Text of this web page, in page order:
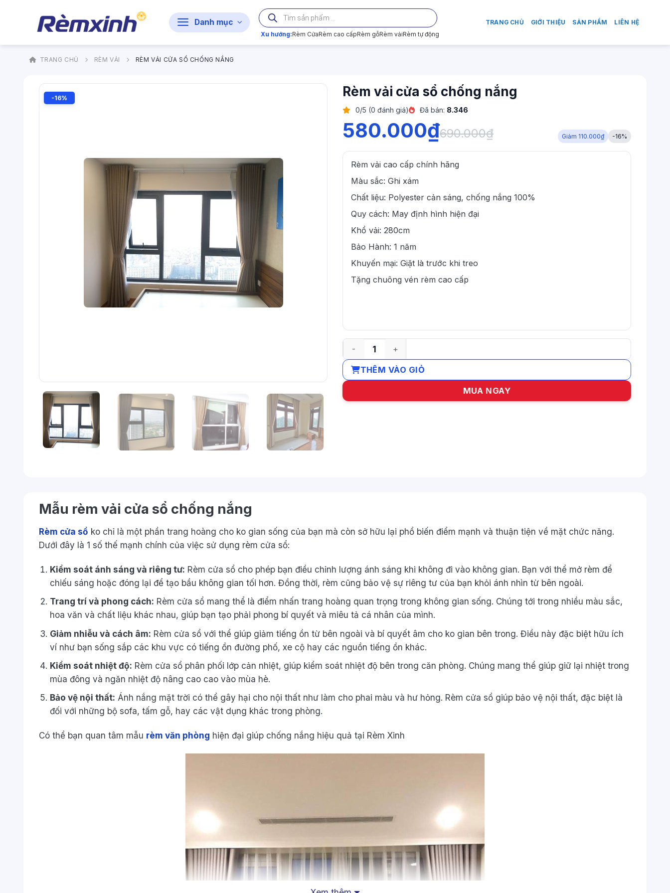
dung
Danh mục
Tìm
kiếm
sản
phẩm
Xu hướng:Rèm CửaRèm cao cấpRèm gỗRèm vảiRèm tự động
TRANG CHỦ GIỚI THIỆU SẢN PHẨM LIÊN HỆ
TRANG CHỦ RÈM VẢI RÈM VẢI CỬA SỔ CHỐNG NẮNG
-16% Rèm vải cửa sổ chống nắng
0/5 (0 đánh giá) Đã bán: 8.346
580.000₫690.000₫ Giảm 110.000₫ -16%
Rèm vải cao cấp chính hãng
Màu sắc: Ghi xám
Chất liệu: Polyester cản sáng, chống nắng 100%
Quy cách: May định hình hiện đại
Khổ vải: 280cm
Bảo Hành: 1 năm
Khuyến mại: Giặt là trước khi treo
Tặng chuông vén rèm cao cấp
Rèm vải cửa sổ chống nắng số lượng
THÊM VÀO GIỎ
MUA NGAY
Mẫu rèm vải cửa sổ chống nắng
Rèm cửa sổ ko chỉ là một phần trang hoàng cho ko gian sống của bạn mà còn sở hữu lại phổ biến điểm mạnh và thuận tiện về mặt chức năng.
Dưới đây là 1 số thế mạnh chính của việc sử dụng rèm cửa sổ:
Kiểm soát ánh sáng và riêng tư: Rèm cửa sổ cho phép bạn điều chỉnh lượng ánh sáng khi không đi vào không gian. Bạnvới thể mở rèm để
chiếu sáng hoặc đóng lại để tạo bầu không gian tối hơn. Đồng thời, rèm cũng bảo vệ sự riêng tư của bạn khỏi ánh nhìn từ bên ngoài.
Trang trí và phong cách: Rèm cửa sổ mang thể là điểm nhấntrang hoàng quan trọng trong không gian sống. Chúngtới trong nhiều màu sắc,
hoa văn và chất liệu khác nhau, giúp bạn tạo phải phong bí quyết và miêu tả cá nhân của mình.
Giảm nhiễu và cách âm: Rèm cửa sổvới thể giúp giảm tiếng ồn từ bên ngoài và bí quyết âm cho ko gian bên trong. Điều này đặc biệt hữu ích
ví như bạn sốngsắp các khu vực có tiếng ồn đường phố, xe cộ hay các nguồn tiếng ồn khác.
Kiểm soát nhiệt độ: Rèm cửa sổ phân phối lớp cản nhiệt, giúp kiểm soát nhiệt độ bên trong căn phòng. Chúng mang thể giúp giữ lại nhiệt trong
mùa đông và ngăn nhiệt độ nâng cao cao vào mùa hè.
Bảo vệ nội thất: Ánh nắng mặt trời có thể gây hại cho nội thất như làm cho phai màu và hư hỏng. Rèm cửa sổ giúp bảo vệ nội thất, đặc biệt là
đốivới những bộ sofa, tấm gỗ, hay các vật dụng khác trong phòng.
Có thể bạn quan tâm mẫu rèm văn phòng hiện đại giúp chống nắng hiệu quả tại Rèm Xinh